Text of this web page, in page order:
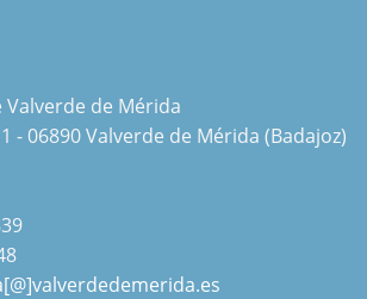
de Mérida
- 06890 Valverde de Mérida (Badajoz)